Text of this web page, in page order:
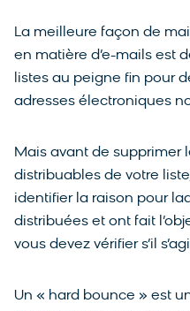
La meilleure façon de
en matière d’e-mails est
listes au peigne fin pour
adresses électroniques
Mais avant de supprimer
distribuables de votre
identifier la raison pour
distribuées et ont fait
vous devez vérifier s’il
Un « hard bounce » est